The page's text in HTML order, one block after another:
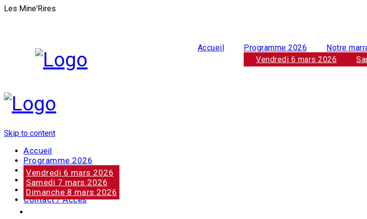
Les Mine'Rires
Accueil
Programme 2026
Vendredi 6 mars 2026
Notre
Skip to content
Accueil
Programme 2026
Vendredi 6 mars 2026
Samedi 7 mars 2026
Dimanche 8 mars 2026
Notre marraine
Nos partenaires
Photos
Contact / Accès